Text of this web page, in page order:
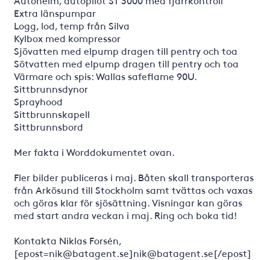
Extra länspumpar
Logg, lod, temp från Silva
Kylbox med kompressor
Sjövatten med elpump dragen till pentry och toa
Sötvatten med elpump dragen till pentry och toa
Värmare och spis: Wallas safeflame 90U.
Sittbrunnsdynor
Sprayhood
Sittbrunnskapell
Sittbrunnsbord
Mer fakta i Worddokumentet ovan.
Fler bilder publiceras i maj. Båten skall transporteras
från Arkösund till Stockholm samt tvättas och vaxas
och göras klar för sjösättning. Visningar kan göras
med start andra veckan i maj. Ring och boka tid!
Kontakta Niklas Forsén,
[epost=nik@batagent.se]nik@batagent.se[/epost]